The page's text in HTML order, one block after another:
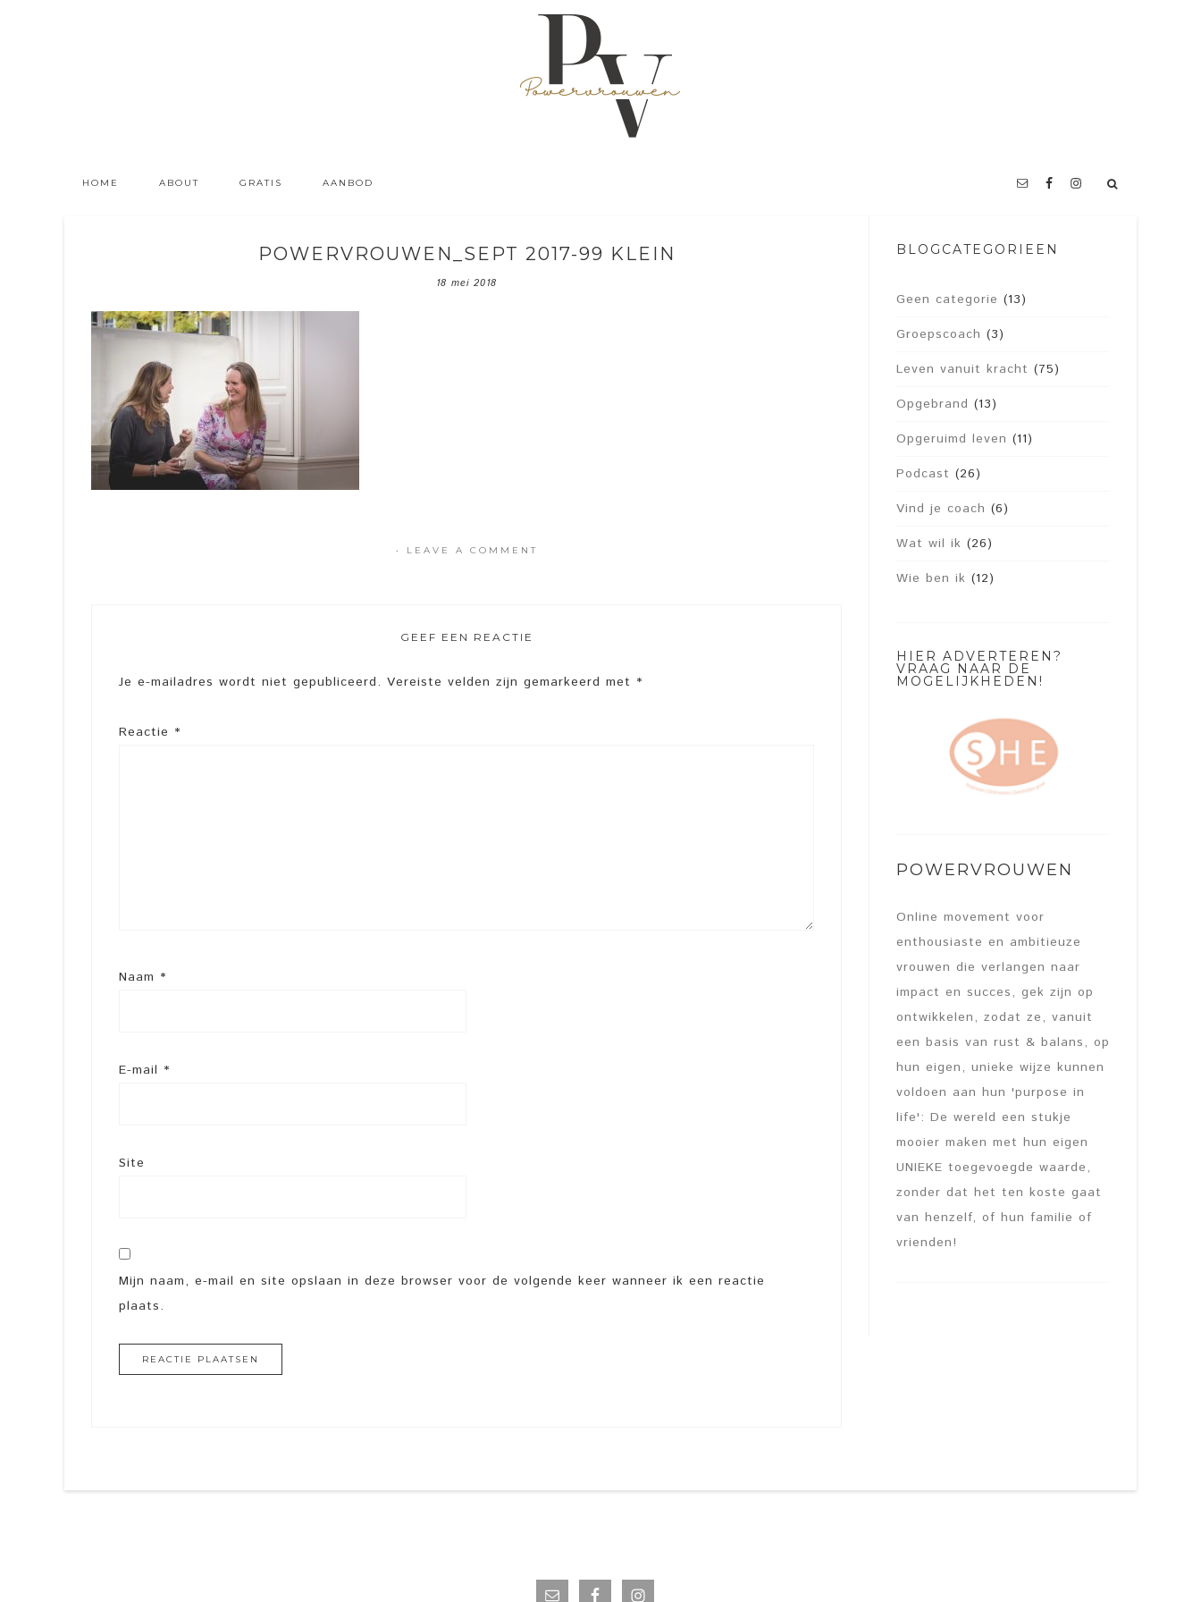
HOME ABOUT GRATIS AANBOD
POWERVROUWEN_SEPT 2017-99 KLEIN
18 mei 2018
· LEAVE A COMMENT
GEEF EEN REACTIE
Je e-mailadres wordt niet gepubliceerd. Vereiste velden zijn gemarkeerd met *
Reactie *
Naam *
E-mail *
Site
Mijn naam, e-mail en site opslaan in deze browser voor de volgende keer wanneer ik een reactie
plaats.
BLOGCATEGORIEËN
Geen categorie (13)
Groepscoach (3)
Leven vanuit kracht (75)
Opgebrand (13)
Opgeruimd leven (11)
Podcast (26)
Vind je coach (6)
Wat wil ik (26)
Wie ben ik (12)
HIER ADVERTEREN?
VRAAG NAAR DE
MOGELIJKHEDEN!
POWERVROUWEN
Online movement voor
enthousiaste en ambitieuze
vrouwen die verlangen naar
impact en succes, gek zijn op
ontwikkelen, zodat ze, vanuit
een basis van rust & balans, op
hun eigen, unieke wijze kunnen
voldoen aan hun 'purpose in
life': De wereld een stukje
mooier maken met hun eigen
UNIEKE toegevoegde waarde,
zonder dat het ten koste gaat
van henzelf, of hun familie of
vrienden!